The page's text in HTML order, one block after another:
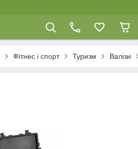
Фітнес і спорт Туризм Валізи